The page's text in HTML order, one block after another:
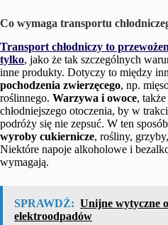
Co wymaga transportu
Transport chłodniczy to
tylko, jako że tak szczególnych
inne produkty. Dotyczy to między
pochodzenia zwierzęcego, np.
roślinnego. Warzywa i owoce,
chłodniejszego otoczenia, by w
podróży się nie zepsuć. W ten
wyroby cukiernicze, rośliny,
Niektóre napoje alkoholowe i
wymagają.
SPRAWDŹ: Unijne wytyczne
elektroodpadów